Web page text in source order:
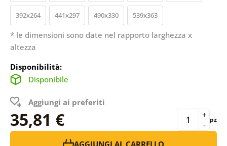
392x264 441x297 490x330 539x363
* le dimensioni sono date nel rapporto larghezza x
altezza
Disponibilità:
Disponibile
Aggiungi ai preferiti
35,81 € -
+ pz